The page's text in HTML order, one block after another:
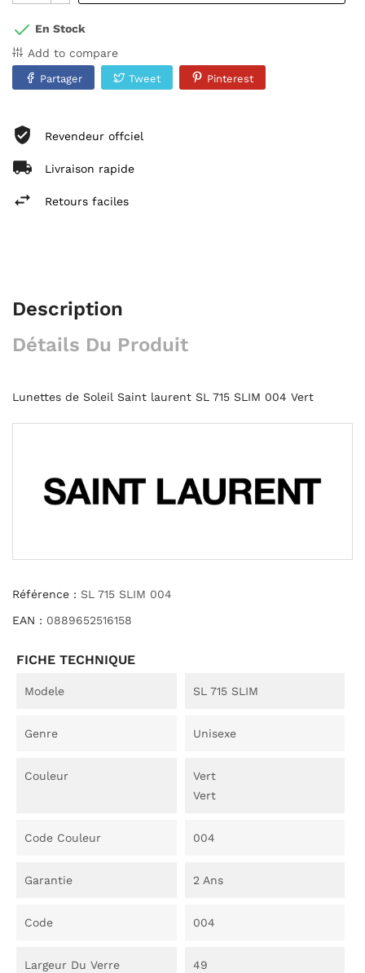
En Stock
Add to compare
Partager Tweet Pinterest
Revendeur offciel
Livraison rapide
Retours faciles
Description
Détails Du Produit
Lunettes de Soleil Saint laurent SL 715 SLIM 004 Vert
Référence : SL 715 SLIM 004
EAN : 0889652516158
FICHE TECHNIQUE
Modele SL 715 SLIM
Genre Unisexe
Couleur
Vert
Vert
Code Couleur 004
Garantie 2 Ans
Code 004
Largeur Du Verre 49